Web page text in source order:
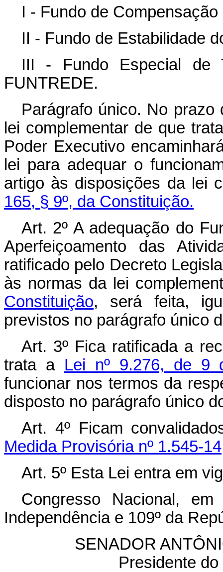
I - Fundo de
II - Fundo de Estabilidade
III - Fundo Especial de
FUNTREDE.
Parágrafo único. No
lei complementar de que
Poder Executivo
lei para adequar o
artigo às disposições da lei
165, § 9º, da Constituição.
Art. 2º A adequação do
Aperfeiçoamento das
ratificado pelo Decreto
às normas da lei
Constituição, será feita,
previstos no parágrafo único
Art. 3º Fica ratificada a
trata a Lei nº 9.276, de 9
funcionar nos termos da
disposto no parágrafo único
Art. 4º Ficam
Medida Provisória nº 1.545-
Art. 5º Esta Lei entra em
Congresso Nacional,
Independência e 109º da
SENADOR
Presidente